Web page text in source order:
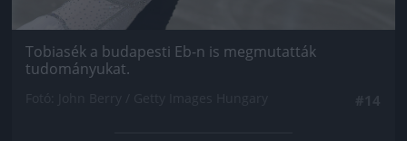
Tobiasék a budapesti Eb-n is megmutatták
tudományukat.